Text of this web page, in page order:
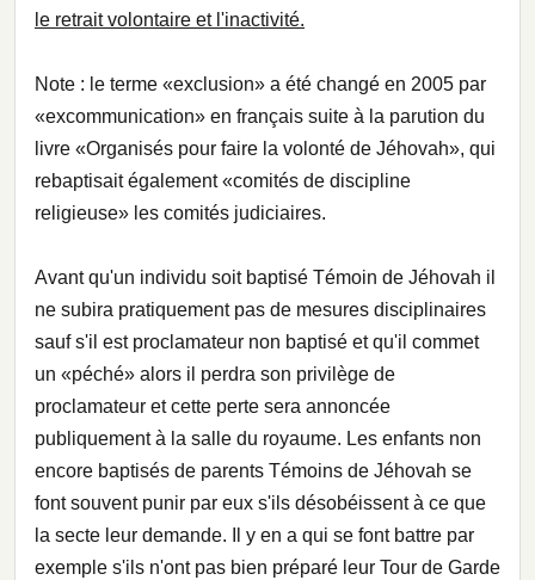
le retrait volontaire et l'inactivité.
Note : le terme «exclusion» a été changé en 2005 par
«excommunication» en français suite à la parution du
livre «Organisés pour faire la volonté de Jéhovah», qui
rebaptisait également «comités de discipline
religieuse» les comités judiciaires.
Avant qu'un individu soit baptisé Témoin de Jéhovah il
ne subira pratiquement pas de mesures disciplinaires
sauf s'il est proclamateur non baptisé et qu'il commet
un «péché» alors il perdra son privilège de
proclamateur et cette perte sera annoncée
publiquement à la salle du royaume. Les enfants non
encore baptisés de parents Témoins de Jéhovah se
font souvent punir par eux s'ils désobéissent à ce que
la secte leur demande. Il y en a qui se font battre par
exemple s'ils n'ont pas bien préparé leur Tour de Garde